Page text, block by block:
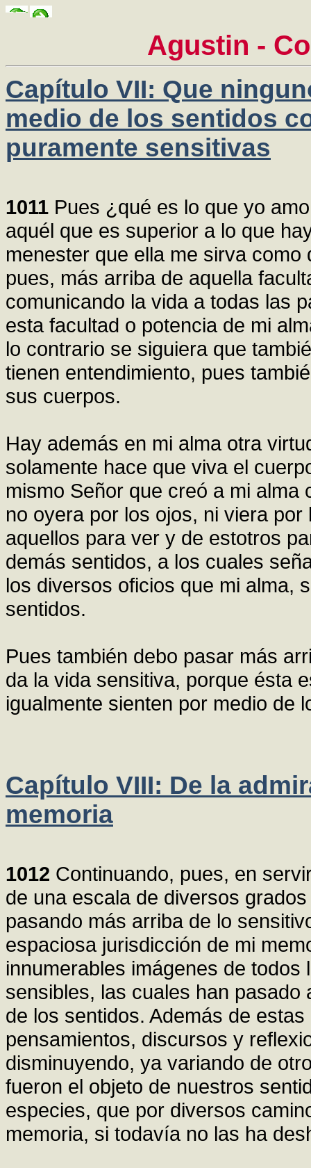
Agustin -
Capítulo VII: Que
medio de los sentidos
puramente sensitivas
1011 Pues ¿qué es lo que yo
aquél que es superior a lo que
menester que ella me sirva
pues, más arriba de aquella
comunicando la vida a todas las
esta facultad o potencia de mi
lo contrario se siguiera que
tienen entendimiento, pues
sus cuerpos.
Hay además en mi alma otra
solamente hace que viva el
mismo Señor que creó a mi
no oyera por los ojos, ni viera
aquellos para ver y de estotros
demás sentidos, a los cuales
los diversos oficios que mi alma,
sentidos.
Pues también debo pasar más
da la vida sensitiva, porque ésta
igualmente sienten por medio de
Capítulo VIII: De la
memoria
1012 Continuando, pues, en
de una escala de diversos
pasando más arriba de lo
espaciosa jurisdicción de mi
innumerables imágenes de
sensibles, las cuales han
de los sentidos. Además de
pensamientos, discursos y
disminuyendo, ya variando de
fueron el objeto de nuestros
especies, que por diversos
memoria, si todavía no las ha